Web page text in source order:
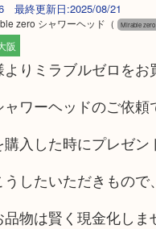
最終更新日:2025/08/21
zero シャワーヘッド （ Mirable
阪
りミラブルゼロをお
ワーヘッドのご依頼
入した時にプレゼ
したいただきもので、
物は賢く現金化しま